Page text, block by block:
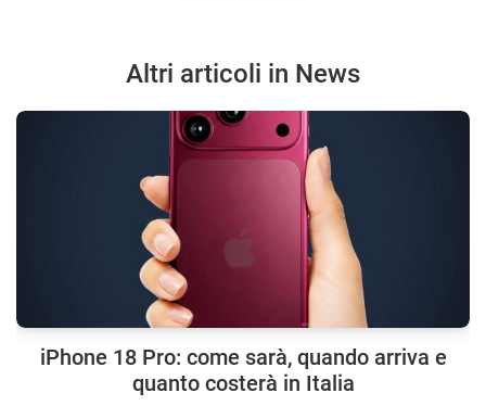
Altri articoli in News
iPhone 18 Pro: come sarà, quando arriva e
quanto costerà in Italia